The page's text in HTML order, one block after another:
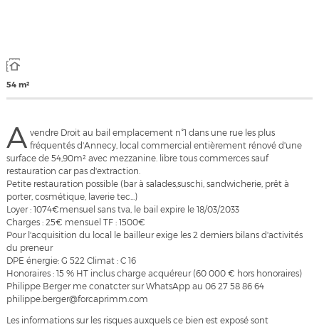
54 m²
A vendre Droit au bail emplacement n°1 dans une rue les plus
fréquentés d'Annecy, local commercial entièrement rénové d'une
surface de 54,90m² avec mezzanine. libre tous commerces sauf
restauration car pas d'extraction.
Petite restauration possible (bar à salades,suschi, sandwicherie, prêt à
porter, cosmétique, laverie tec...)
Loyer : 1074€mensuel sans tva, le bail expire le 18/03/2033
Charges : 25€ mensuel TF : 1500€
Pour l'acquisition du local le bailleur exige les 2 derniers bilans d'activités
du preneur
DPE énergie: G 522 Climat : C 16
Honoraires : 15 % HT inclus charge acquéreur (60 000 € hors honoraires)
Philippe Berger me conatcter sur WhatsApp au 06 27 58 86 64
philippe.berger@forcaprimm.com
Les informations sur les risques auxquels ce bien est exposé sont